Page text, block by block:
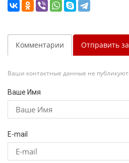
Комментарии Отправить
Ваши контактные данные не
Ваше Имя
E-mail